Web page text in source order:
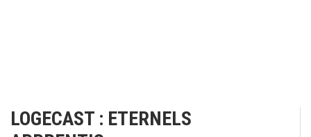
LOGECAST : ETERNELS